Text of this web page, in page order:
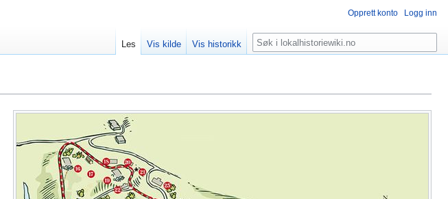
Opprett konto Logg inn
Les Vis kilde Vis historikk Søk